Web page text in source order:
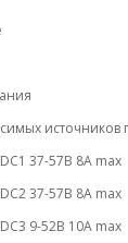
источников
37-57В 8A max
37-57В 8A max
9-52В 10A max